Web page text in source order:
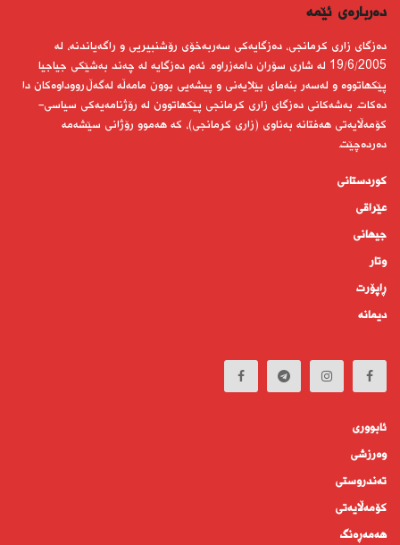
دەربارەى ئێمە
دەزگای زاری كرمانجی، دەزگایەكی سەربەخۆی رۆشنبیریی و راگەیاندنە، لە
19/6/2005 لە شاری سۆران دامەزراوە. ئەم دەزگایە لە چەند بەشێكی جیاجیا
پێكهاتووە و لەسەر بنەمای بێلایەنی و پیشەیی بوون مامەڵە لەگەڵ رووداوەكان دا
دەكات. بەشەكانی دەزگای زاری كرمانجی پێكهاتوون لە رۆژنامەیەكی سیاسی-
كۆمەڵایەتی هەفتانە بەناوی (زاری كرمانجی)، كە هەموو رۆژانی سێشەمە
دەردەچێت.
کوردستانى
عێراقی
جیهانى
وتار
ڕاپۆرت
دیمانە
ئابوورى
وەرزشی
تەندروستى
كۆمه‌ڵايه‌تى
هەمەڕەنگ